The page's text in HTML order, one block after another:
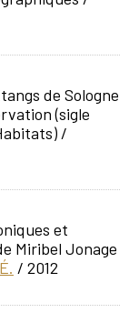
de Sologne
(sigle
/
et
Miribel Jonage
/ 2012